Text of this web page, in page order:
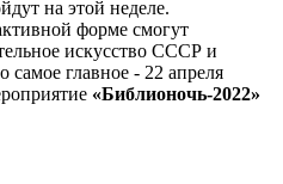
на этой неделе.
форме смогут
искусство СССР и
самое главное - 22 апреля
«Библионочь-2022»